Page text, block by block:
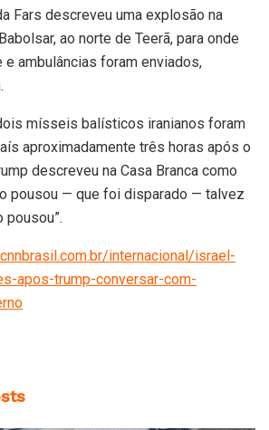
Fars descreveu uma explosão na
ao norte de Teerã, para onde
ambulâncias foram enviados,
mísseis balísticos iranianos foram
aproximadamente três horas após o
descreveu na Casa Branca como
pousou — que foi disparado — talvez
pousou”.
internacional/israel-
apos-trump-conversar-com-